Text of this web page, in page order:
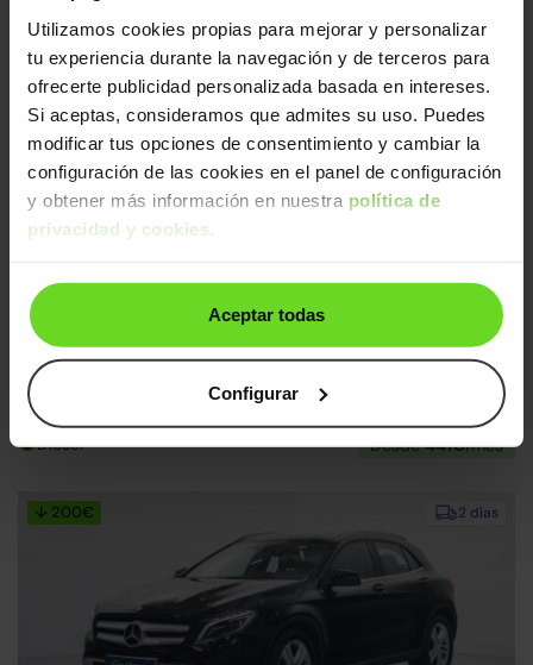
Utilizamos cookies propias para mejorar y personalizar
tu experiencia durante la navegación y de terceros para
ofrecerte publicidad personalizada basada en intereses.
Si aceptas, consideramos que admites su uso. Puedes
modificar tus opciones de consentimiento y cambiar la
configuración de las cookies en el panel de configuración
y obtener más información en nuestra política de
privacidad y cookies
Aceptar todas
Configurar
2024 | 24.122km | 163CV | Automático
Mild hybrid Desde503€/mes
2 días
↓ 500€
Mercedes Clase A
2024 | 46.005km | 150CV | Automático
36.490€
29.990€
Diésel Desde441€/mes
2 días
↓ 200€